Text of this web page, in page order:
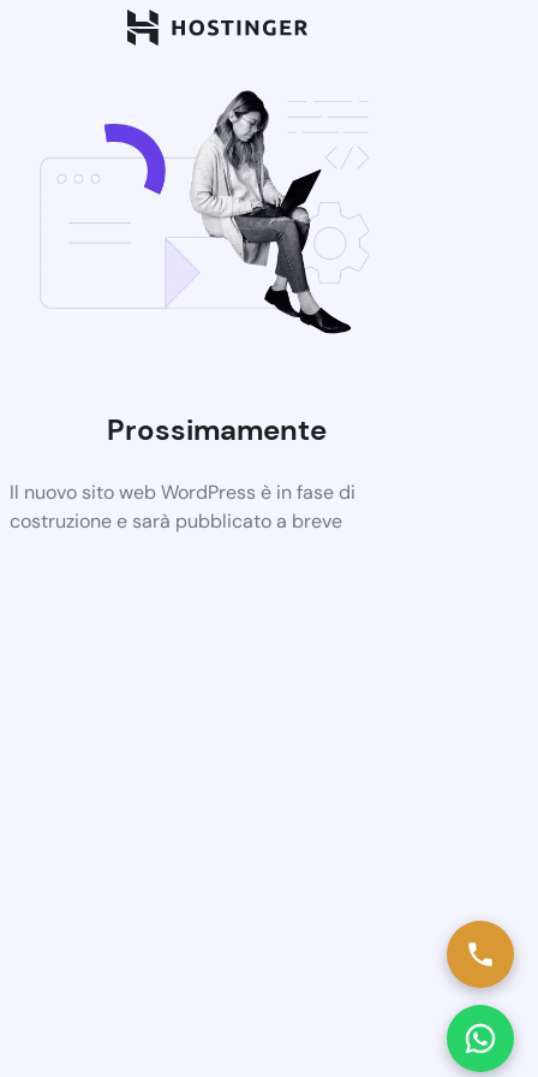
Prossimamente
Il nuovo sito web WordPress è in fase di
costruzione e sarà pubblicato a breve